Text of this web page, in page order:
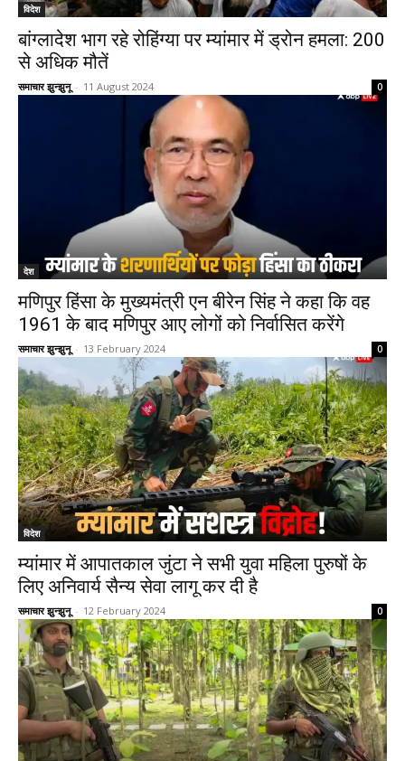
विदेश
बांग्लादेश भाग रहे रोहिंग्या पर म्यांमार में ड्रोन हमला: 200
से अधिक मौतें
समाचार झुन्झुनू - 11 August 2024 0
देश
मणिपुर हिंसा के मुख्यमंत्री एन बीरेन सिंह ने कहा कि वह
1961 के बाद मणिपुर आए लोगों को निर्वासित करेंगे
समाचार झुन्झुनू - 13 February 2024 0
विदेश
म्यांमार में आपातकाल जुंटा ने सभी युवा महिला पुरुषों के
लिए अनिवार्य सैन्य सेवा लागू कर दी है
समाचार झुन्झुनू - 12 February 2024 0